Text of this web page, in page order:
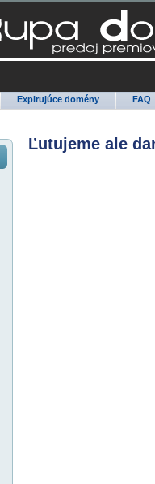
Expirujúce domény FAQ
Ľutujeme ale